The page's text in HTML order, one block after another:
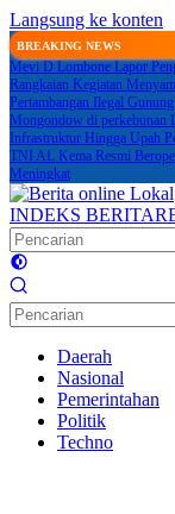
Langsung ke konten
BREAKING NEWS
Mevi D Lombone Lapor
Rangkaian Kegiatan
Pertambangan Ilegal
Mongondow di
Infrastruktur Hingga Upah
TNI AL Kema Resmi
Meningkat
INDEKS BERITA
Daerah
Nasional
Pemerintahan
Politik
Techno